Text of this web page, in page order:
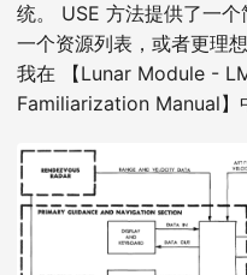
统。 USE 方法提供了一
一个资源列表，或者更理
我在 【Lunar Module -
Familiarization Manual】